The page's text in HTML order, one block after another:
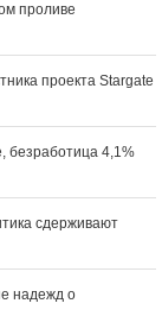
проливе
проекта Stargate
безработица 4,1%
сдерживают
надежд о